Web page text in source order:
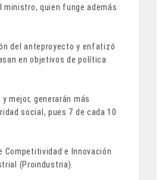
quien funge además
del anteproyecto y enfatizó
en objetivos de política
mejor, generarán más
social, pues 7 de cada 10
Competitividad e Innovación
(Proindustria).